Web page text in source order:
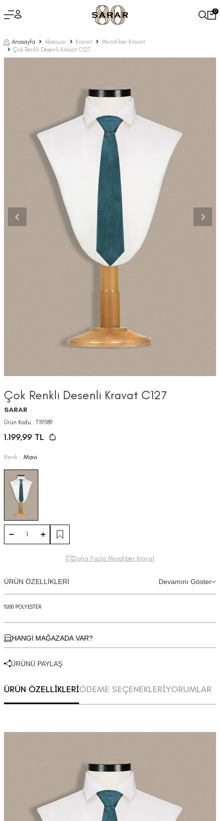
0
Anasayfa Aksesuar Kravat
Microfiber Kravat
Çok Renkli Desenli Kravat C127
Çok Renkli Desenli Kravat C127
SARAR
Ürün Kodu : T19589
1.199,99 TL
Renk : Mavi
Daha Fazla Microfiber Kravat
ÜRÜN ÖZELLİKLERİ Devamını Göster
%100 POLYESTER
HANGİ MAĞAZADA VAR?
ÜRÜNÜ PAYLAŞ
ÜRÜN ÖZELLİKLERİÖDEME SEÇENEKLERİYORUMLAR